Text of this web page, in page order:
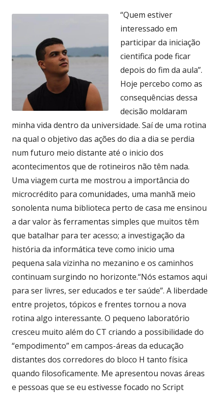
“Quem estiver
interessado em
participar da iniciação
cientifica pode ficar
depois do fim da aula”.
Hoje percebo como as
consequências dessa
decisão moldaram
minha vida dentro da universidade. Saí de uma rotina
na qual o objetivo das ações do dia a dia se perdia
num futuro meio distante até o inicio dos
acontecimentos que de rotineiros não têm nada.
Uma viagem curta me mostrou a importância do
microcrédito para comunidades, uma manhã meio
sonolenta numa biblioteca perto de casa me ensinou
a dar valor às ferramentas simples que muitos têm
que batalhar para ter acesso; a investigação da
história da informática teve como inicio uma
pequena sala vizinha no mezanino e os caminhos
continuam surgindo no horizonte.“Nós estamos aqui
para ser livres, ser educados e ter saúde”. A liberdade
entre projetos, tópicos e frentes tornou a nova
rotina algo interessante. O pequeno laboratório
cresceu muito além do CT criando a possibilidade do
“empodimento” em campos-áreas da educação
distantes dos corredores do bloco H tanto física
quando filosoficamente. Me apresentou novas áreas
e pessoas que se eu estivesse focado no Script